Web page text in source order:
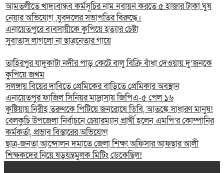
আমতলীতে খাদ্যবান্ধব কর্মসূচির নাম নবায়ন করতে ৫ হাজার টাকা ঘুষ
নেয়ার অভিযোগ ,যুবদলের সভাপতির বিরুদ্ধে।
এনায়েতপুরে ব্যবসায়ীকে কুপিয়ে হত্যার চেষ্টা
সুবাতাস লাগলো না ছাত্রনেতার গায়ে
তাহিরপুর যাদুকাটা নদীর পাড় কেটে বালু বিক্রি বাঁধা দেওয়ায় দু’জনকে
কুপিয়ে জখম
সলঙ্গায় বিয়ের দাবিতে প্রেমিকের বাড়িতে প্রেমিকার অবস্থান
এনায়েতপুর ফাজিল সিনিয়র মাদ্রাসায় জিপিএ-৫ পেল ১৬
কুষ্টিয়ায় নিরীহ তরুণকে পিটিয়ে জনরোষে ডিবি, আতঙ্কে সাধারণ মানুষ!
বেলকুচি উপজেলা নির্বাচনে চেয়ারম্যান প্রার্থী হলেন এমপি’র কোম্পানির
কর্মকর্তা, প্রভাব বিস্তারের অভিযোগ
ছাত্র-জনতা আন্দোলন দমাতে জেলা শিক্ষা অফিসার আফছার আলী
শিক্ষকদের নিয়ে ষড়যন্ত্রমুলক মিটিং ডেকেছিল!